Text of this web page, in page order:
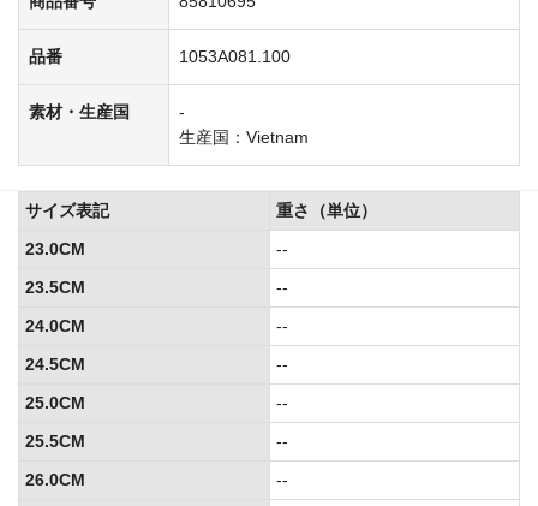
品番 1053A081.100
素材・生産国
-
生産国：Vietnam
サイズ表記
重さ（単位）
23.0CM
--
23.5CM
--
24.0CM
--
24.5CM
--
25.0CM
--
25.5CM
--
26.0CM
--